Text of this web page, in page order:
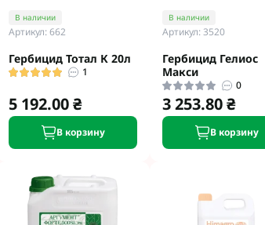
В наличии
Артикул: 662
Гербицид Тотал К 20л
1
5 192.00 ₴
В корзину
В наличии
Артикул: 3520
Гербицид Гелиос
Макси
0
3 253.80 ₴
В корзину